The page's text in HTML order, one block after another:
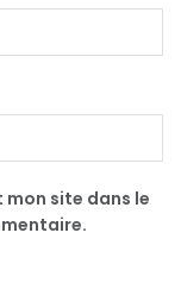
site dans le